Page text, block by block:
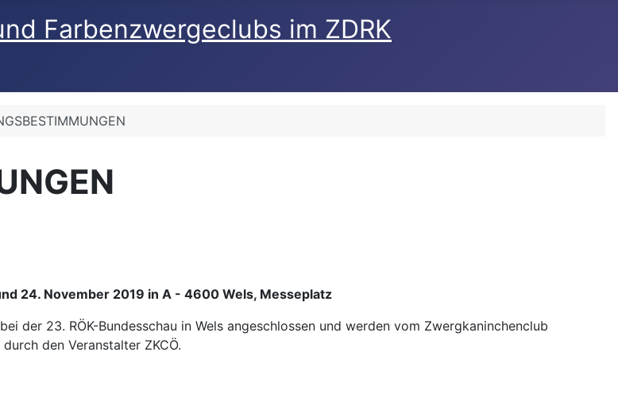
Farbenzwergeclubs im ZDRK
24. November 2019 in A - 4600 Wels, Messeplatz
der 23. RÖK-Bundesschau in Wels angeschlossen und werden vom Zwergkaninchenclub
den Veranstalter ZKCÖ.